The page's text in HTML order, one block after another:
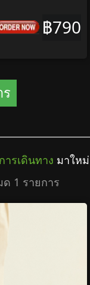
฿790
ารเดินทาง มาใหม่
1 รายการ